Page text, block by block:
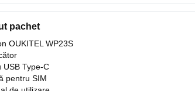
pachet
OUKITEL WP23S
USB Type-C
pentru SIM